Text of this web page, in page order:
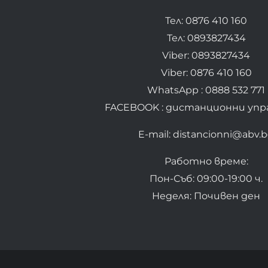
Тел: 0876 410 160
Тел: 0893827434
Viber: 0893827434
Viber: 0876 410 160
WhatsApp : 0888 532 771
FACEBOOK : дистанционни
E-mail:
Работно време:
Пон-Съб: 09:00-19:00 ч.
Неделя: Почивен ден